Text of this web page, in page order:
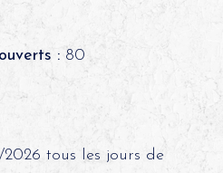
:80
2026 tous les jours de